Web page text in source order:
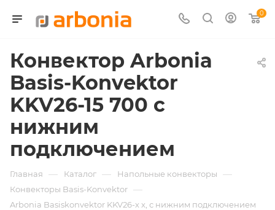
0
Конвектор Arbonia
Basis-Konvektor
KKV26-15 700 с
нижним
подключением
Главная — Каталог — Напольные конвекторы —
Конвекторы Basis-Konvektor —
Arbonia Basiskonvektor KKV26-х x, с нижним подключением